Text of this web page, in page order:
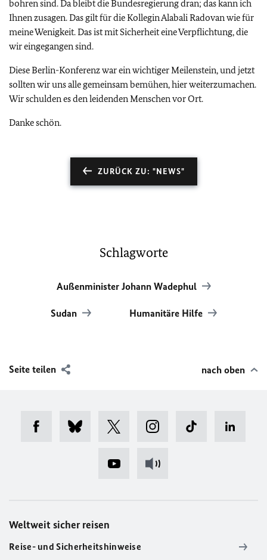
bohren sind. Da bleibt die Bundesregierung dran; das kann ich
Ihnen zusagen. Das gilt für die Kollegin Alabali Radovan wie für
meine Wenigkeit. Das ist mit Sicherheit eine Verpflichtung, die
wir eingegangen sind.
Diese Berlin-Konferenz war ein wichtiger Meilenstein, und jetzt
sollten wir uns alle gemeinsam bemühen, hier weiterzumachen.
Wir schulden es den leidenden Menschen vor Ort.
Danke schön.
ZURÜCK ZU: "NEWS"
Schlagworte
Außenminister Johann Wadephul
Sudan Humanitäre Hilfe
Seite teilen nach oben
Weltweit sicher reisen
Reise- und Sicherheitshinweise